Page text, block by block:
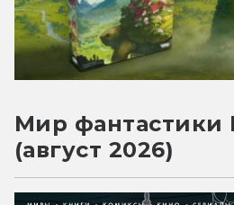
Мир фантастики
(август 2026)